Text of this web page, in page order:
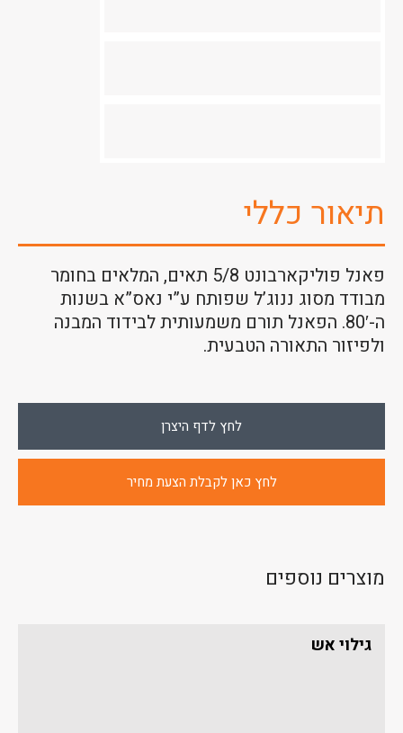
תיאור כללי
פאנל פוליקארבונט 5/8 תאים, המלאים בחומר
מבודד מסוג ננוג’ל שפותח ע”י נאס”א בשנות
ה-80′. הפאנל תורם משמעותית לבידוד המבנה
ולפיזור התאורה הטבעית.
לחץ לדף היצרן
לחץ כאן לקבלת הצעת מחיר
מוצרים נוספים
גילוי אש